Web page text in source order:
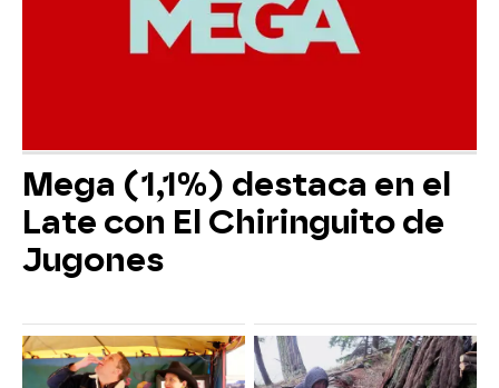
Mega (1,1%) destaca en el
Late con El Chiringuito de
Jugones